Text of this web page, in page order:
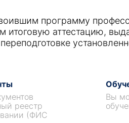
программу
аттестацию,
реестр
(ФИС
Вы